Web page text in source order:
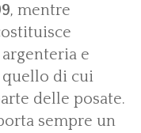
, mentre
e
quello di cui
delle posate.
sempre un